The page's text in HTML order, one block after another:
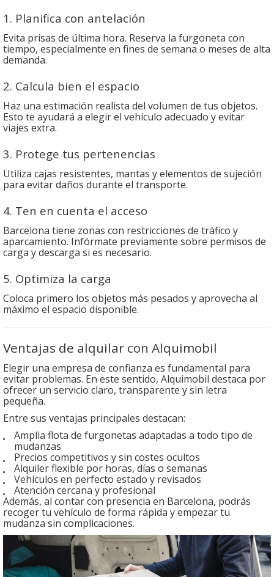
1. Planifica con antelación
Evita prisas de última hora. Reserva la furgoneta con
tiempo, especialmente en fines de semana o meses de alta
demanda.
2. Calcula bien el espacio
Haz una estimación realista del volumen de tus objetos.
Esto te ayudará a elegir el vehículo adecuado y evitar
viajes extra.
3. Protege tus pertenencias
Utiliza cajas resistentes, mantas y elementos de sujeción
para evitar daños durante el transporte.
4. Ten en cuenta el acceso
Barcelona tiene zonas con restricciones de tráfico y
aparcamiento. Infórmate previamente sobre permisos de
carga y descarga si es necesario.
5. Optimiza la carga
Coloca primero los objetos más pesados y aprovecha al
máximo el espacio disponible.
Ventajas de alquilar con Alquimobil
Elegir una empresa de confianza es fundamental para
evitar problemas. En este sentido, Alquimobil destaca por
ofrecer un servicio claro, transparente y sin letra
pequeña.
Entre sus ventajas principales destacan:
Amplia flota de furgonetas adaptadas a todo tipo de
mudanzas
Precios competitivos y sin costes ocultos
Alquiler flexible por horas, días o semanas
Vehículos en perfecto estado y revisados
Atención cercana y profesional
Además, al contar con presencia en Barcelona, podrás
recoger tu vehículo de forma rápida y empezar tu
mudanza sin complicaciones.